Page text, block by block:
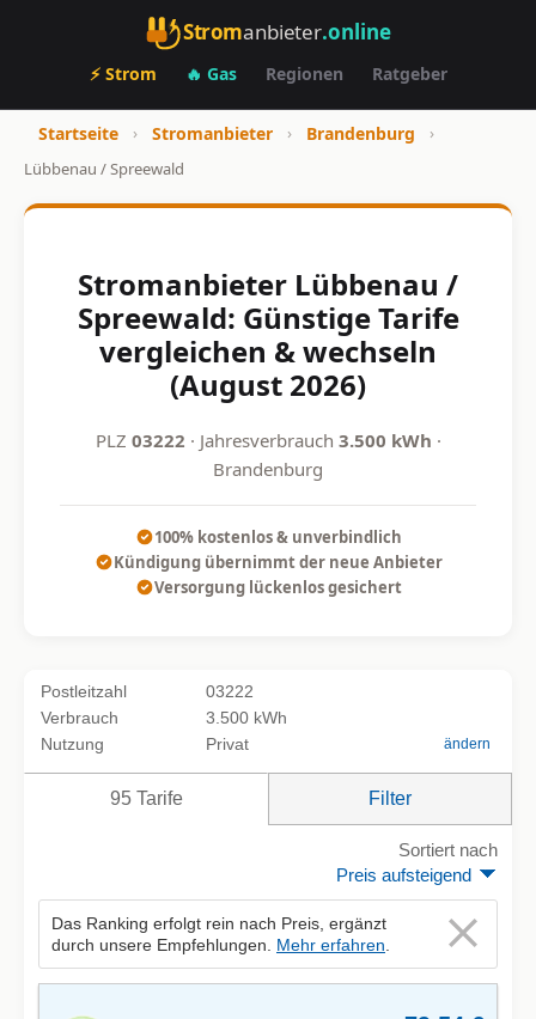
Stromanbieter.online
⚡ Strom 🔥 Gas Regionen Ratgeber
Startseite › Stromanbieter › Brandenburg
›
Lübbenau / Spreewald
Stromanbieter Lübbenau /
Spreewald: Günstige Tarife
vergleichen & wechseln
(August 2026)
PLZ 03222 · Jahresverbrauch 3.500 kWh ·
Brandenburg
100% kostenlos & unverbindlich
Kündigung übernimmt der neue Anbieter
Versorgung lückenlos gesichert